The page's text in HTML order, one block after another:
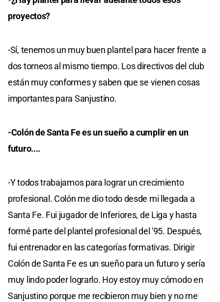
proyectos?
-Sí, tenemos un muy buen plantel para hacer frente a
dos torneos al mismo tiempo. Los directivos del club
están muy conformes y saben que se vienen cosas
importantes para Sanjustino.
-Colón de Santa Fe es un sueño a cumplir en un
futuro....
-Y todos trabajamos para lograr un crecimiento
profesional. Colón me dio todo desde mi llegada a
Santa Fe. Fui jugador de Inferiores, de Liga y hasta
formé parte del plantel profesional del '95. Después,
fui entrenador en las categorías formativas. Dirigir
Colón de Santa Fe es un sueño para un futuro y sería
muy lindo poder lograrlo. Hoy estoy muy cómodo en
Sanjustino porque me recibieron muy bien y no me